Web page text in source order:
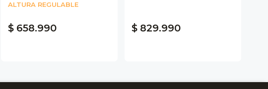
ALTURA REGULABLE
$ 658.990 $ 829.990